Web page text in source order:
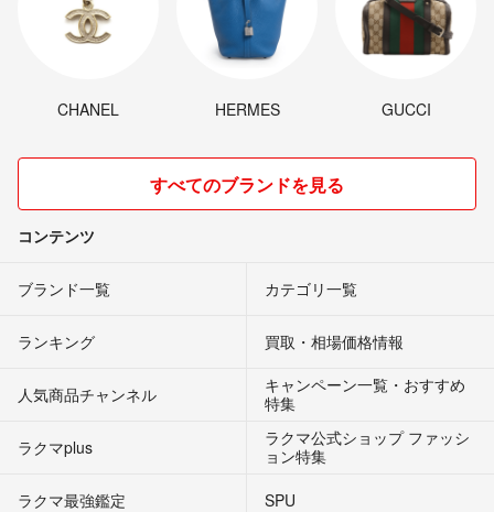
CHANEL HERMES GUCCI
すべてのブランドを見る
コンテンツ
ブランド一覧 カテゴリ一覧
ランキング 買取・相場価格情報
人気商品チャンネル
キャンペーン一覧・おすすめ
特集
ラクマplus
ラクマ公式ショップ ファッシ
ョン特集
ラクマ最強鑑定
SPU